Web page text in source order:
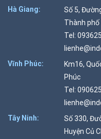
Hà Giang:
Số 5,
Thành phố
Tel:
Vĩnh Phúc:
Km16,
Phúc
Tel:
Tây Ninh:
Số 330,
Huyện Củ